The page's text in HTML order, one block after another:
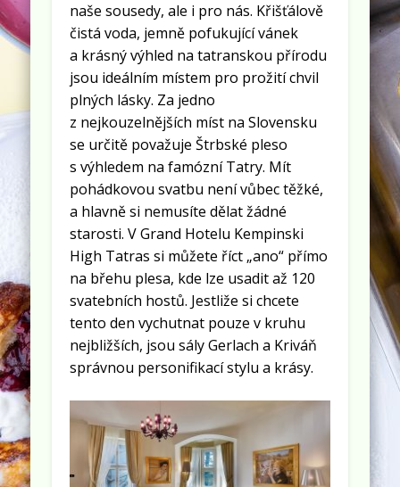
naše sousedy, ale i pro nás. Křišťálově
čistá voda, jemně pofukující vánek
a krásný výhled na tatranskou přírodu
jsou ideálním místem pro prožití chvil
plných lásky. Za jedno
z nejkouzelnějších míst na Slovensku
se určitě považuje Štrbské pleso
s výhledem na famózní Tatry. Mít
pohádkovou svatbu není vůbec těžké,
a hlavně si nemusíte dělat žádné
starosti. V Grand Hotelu Kempinski
High Tatras si můžete říct „ano“ přímo
na břehu plesa, kde lze usadit až 120
svatebních hostů. Jestliže si chcete
tento den vychutnat pouze v kruhu
nejbližších, jsou sály Gerlach a Kriváň
správnou personifikací stylu a krásy.